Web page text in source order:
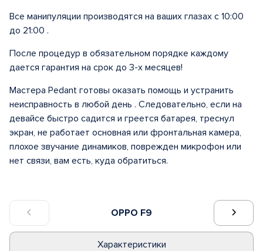
OPPO F9
Характеристики
Все манипуляции производятся на ваших глазах с 10:00
до 21:00 .
После процедур в обязательном порядке каждому
дается гарантия на срок до 3-х месяцев!
Мастера Pedant готовы оказать помощь и устранить
неисправность в любой день . Следовательно, если на
девайсе быстро садится и греется батарея, треснул
экран, не работает основная или фронтальная камера,
плохое звучание динамиков, поврежден микрофон или
нет связи, вам есть, куда обратиться.